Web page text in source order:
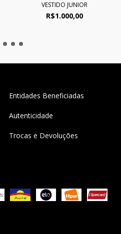
VESTIDO JUNIOR
R$1.000,00
Entidades Beneficiadas
Autenticidade
Trocas e Devoluções